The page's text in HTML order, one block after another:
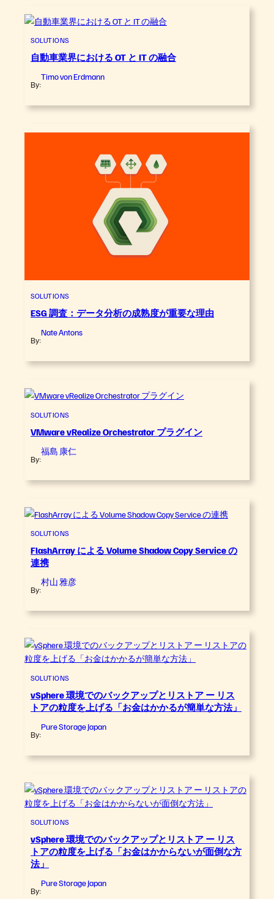
SOLUTIONS
自動車業界における OT と IT の融合
By:
Timo von Erdmann
SOLUTIONS
ESG 調査：データ分析の成熟度が重要な理由
By:
Nate Antons
SOLUTIONS
VMware vRealize Orchestrator プラグイン
By:
福島 康仁
SOLUTIONS
FlashArray による Volume Shadow Copy Service の
連携
By:
村山 雅彦
SOLUTIONS
vSphere 環境でのバックアップとリストア ー リス
トアの粒度を上げる「お金はかかるが簡単な方法」
By:
Pure Storage Japan
SOLUTIONS
vSphere 環境でのバックアップとリストア ー リス
トアの粒度を上げる「お金はかからないが面倒な方
法」
By:
Pure Storage Japan